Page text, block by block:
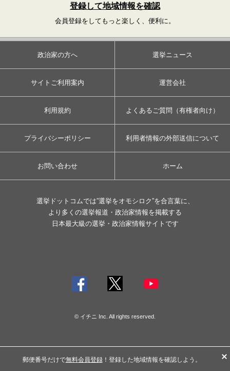
登録して地域情報を確認
会員登録をしてもっと楽しく、便利に。
政治家の方へ 選挙ニュース
サイトご利用案内 運営会社
利用規約 よくあるご質問（有権者向け）
プライバシーポリシー 利用者情報の外部送信について
お問い合わせ ホーム
選挙ドットコムでは”選挙をオモシロク”を合言葉に、
より多くの選挙報道・政治家情報を掲載する
日本最大級の選挙・政治家情報サイトです
© イチニ Inc. All rights reserved.
郵便番号だけで無料会員登録！登録した地域情報を確認しよう。